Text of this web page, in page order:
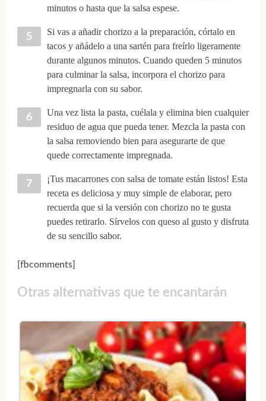
minutos o hasta que la salsa espese.
Si vas a añadir chorizo a la preparación, córtalo en
tacos y añádelo a una sartén para freírlo ligeramente
durante algunos minutos. Cuando queden 5 minutos
para culminar la salsa, incorpora el chorizo para
impregnarla con su sabor.
Una vez lista la pasta, cuélala y elimina bien cualquier
residuo de agua que pueda tener. Mezcla la pasta con
la salsa removiendo bien para asegurarte de que
quede correctamente impregnada.
¡Tus macarrones con salsa de tomate están listos! Esta
receta es deliciosa y muy simple de elaborar, pero
recuerda que si la versión con chorizo no te gusta
puedes retirarlo. Sírvelos con queso al gusto y disfruta
de su sencillo sabor.
[fbcomments]
Otras alternativas que te encantarán